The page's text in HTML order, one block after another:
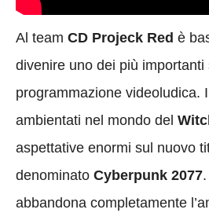
Al team CD Projeck Red è
divenire uno dei più importanti
programmazione videoludica.
ambientati nel mondo del
aspettative enormi sul nuovo
denominato Cyberpunk 2077
abbandona completamente